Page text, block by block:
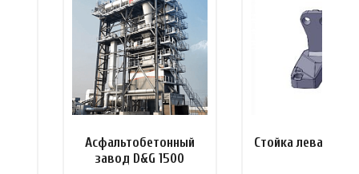
Асфальтобетонный
завод D&G 1500
Стойка левая